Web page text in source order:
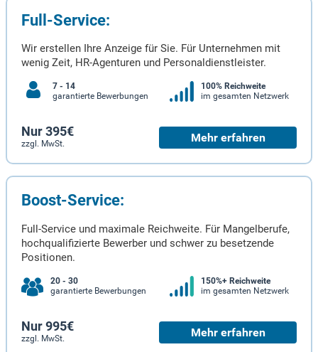
Full-Service:
Wir erstellen Ihre Anzeige für Sie. Für Unternehmen mit
wenig Zeit, HR-Agenturen und Personaldienstleister.
7 - 14
garantierte Bewerbungen
100% Reichweite
im gesamten Netzwerk
Nur 395€
zzgl. MwSt. Mehr erfahren
Boost-Service:
Full-Service und maximale Reichweite. Für Mangelberufe,
hochqualifizierte Bewerber und schwer zu besetzende
Positionen.
20 - 30
garantierte Bewerbungen
150%+ Reichweite
im gesamten Netzwerk
Nur 995€
zzgl. MwSt. Mehr erfahren